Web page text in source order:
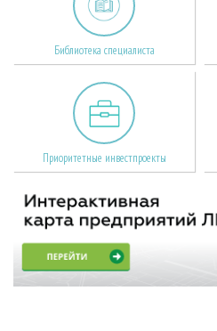
Библиотека специалиста
Приоритетные инвестпроекты